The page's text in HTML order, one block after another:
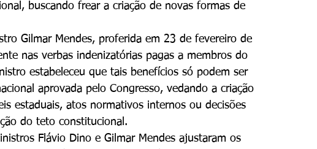
buscando frear a criação de novas formas de
Gilmar Mendes, proferida em 23 de fevereiro de
nas verbas indenizatórias pagas a membros do
estabeleceu que tais benefícios só podem ser
aprovada pelo Congresso, vedando a criação
estaduais, atos normativos internos ou decisões
do teto constitucional.
Flávio Dino e Gilmar Mendes ajustaram os